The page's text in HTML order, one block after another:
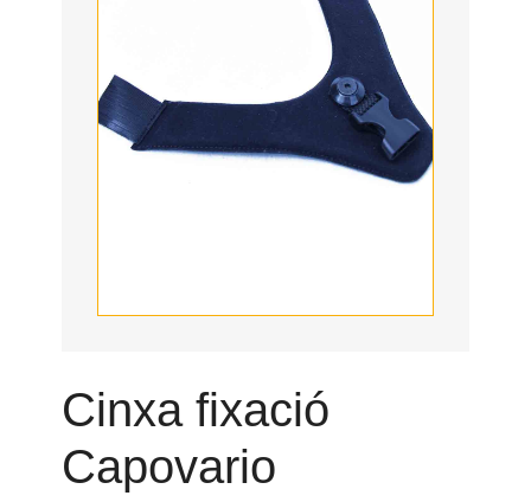
Cinxa fixació
Capovario